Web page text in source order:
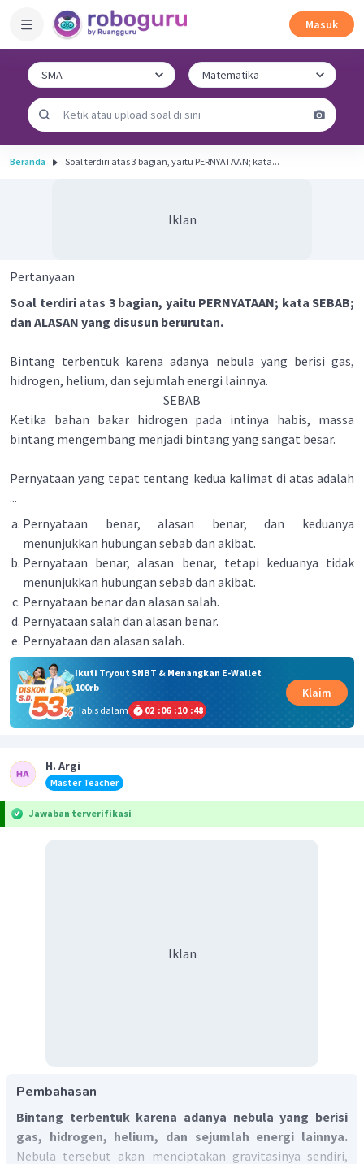
Masuk
Beranda Soal terdiri atas 3 bagian, yaitu PERNYATAAN; kata...
Iklan
Pertanyaan
Soal terdiri atas 3 bagian, yaitu PERNYATAAN; kata SEBAB;
dan ALASAN yang disusun berurutan.
Bintang terbentuk karena adanya nebula yang berisi gas,
hidrogen, helium, dan sejumlah energi lainnya.
SEBAB
Ketika bahan bakar hidrogen pada intinya habis, massa
bintang mengembang menjadi bintang yang sangat besar.
Pernyataan yang tepat tentang kedua kalimat di atas adalah
...
Pernyataan benar, alasan benar, dan keduanya
menunjukkan hubungan sebab dan akibat.
Pernyataan benar, alasan benar, tetapi keduanya tidak
menunjukkan hubungan sebab dan akibat.
Pernyataan benar dan alasan salah.
Pernyataan salah dan alasan benar.
Pernyataan dan alasan salah.
Ikuti Tryout SNBT & Menangkan E-Wallet
100rb
Habis dalam
02 :06 :10 :48
Klaim
H. Argi
Master Teacher
Jawaban terverifikasi
Iklan
Pembahasan
Bintang terbentuk karena adanya nebula yang berisi
gas, hidrogen, helium, dan sejumlah energi lainnya.
Nebula tersebut akan menciptakan gravitasinya sendiri,